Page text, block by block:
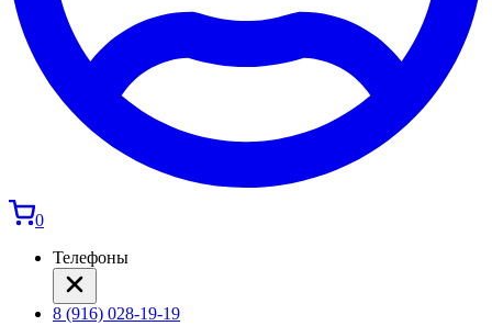
0
Телефоны
8 (916) 028-19-19